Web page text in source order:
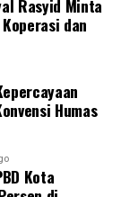
Rasyid Minta
dan
Humas
Kota